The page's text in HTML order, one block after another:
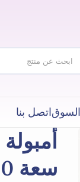
السوقاتصل بنا
سعة 50 مل